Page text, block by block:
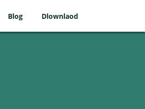
Blog Dlownlaod